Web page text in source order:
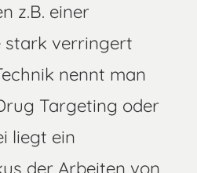
z.B. einer
stark verringert
nennt man
Targeting oder
liegt ein
der Arbeiten von